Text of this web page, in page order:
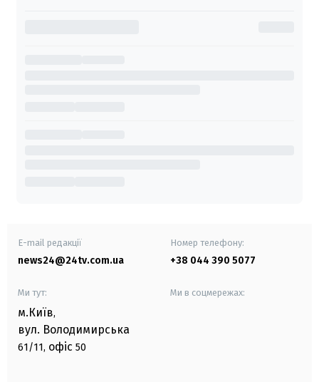
E-mail редакції
news24@24tv.com.ua
Номер телефону:
+38 044 390 5077
Ми тут:
м.Київ,
вул. Володимирська
61/11, офіс 50
Ми в соцмережах: